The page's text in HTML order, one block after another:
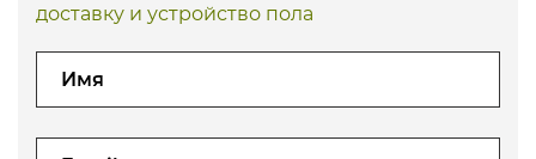
доставку и устройство пола